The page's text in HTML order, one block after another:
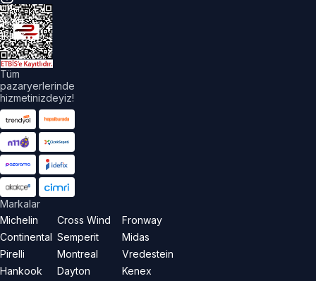
Tüm
pazaryerlerinde
hizmetinizdeyiz!
Markalar
Michelin
Continental
Pirelli
Hankook
Cross Wind
Semperit
Montreal
Dayton
Fronway
Midas
Vredestein
Kenex